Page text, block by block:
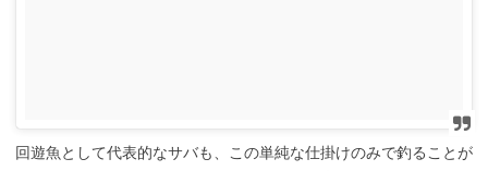
回遊魚として代表的なサバも、この単純な仕掛けのみで釣ることが